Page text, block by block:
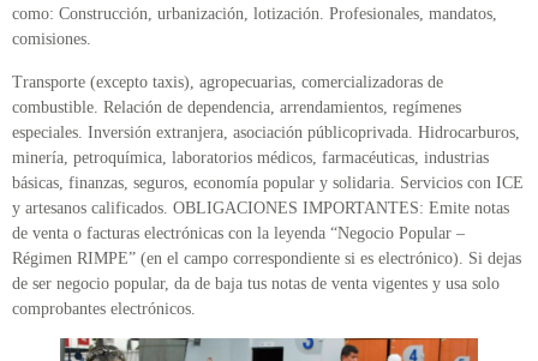
como: Construcción, urbanización, lotización. Profesionales, mandatos,
comisiones.
Transporte (excepto taxis), agropecuarias, comercializadoras de
combustible. Relación de dependencia, arrendamientos, regímenes
especiales. Inversión extranjera, asociación públicoprivada. Hidrocarburos,
minería, petroquímica, laboratorios médicos, farmacéuticas, industrias
básicas, finanzas, seguros, economía popular y solidaria. Servicios con ICE
y artesanos calificados. OBLIGACIONES IMPORTANTES: Emite notas
de venta o facturas electrónicas con la leyenda “Negocio Popular –
Régimen RIMPE” (en el campo correspondiente si es electrónico). Si dejas
de ser negocio popular, da de baja tus notas de venta vigentes y usa solo
comprobantes electrónicos.